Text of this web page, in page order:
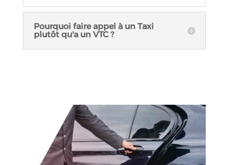
Pourquoi faire appel à un Taxi
plutôt qu'a un VTC ?